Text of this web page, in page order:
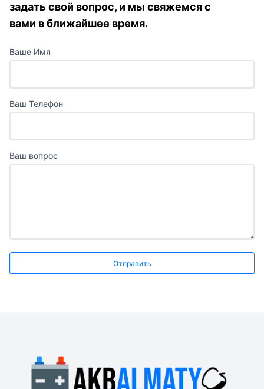
задать свой вопрос, и мы свяжемся с
вами в ближайшее время.
Ваше Имя
Ваш Телефон
Ваш вопрос
Отправить